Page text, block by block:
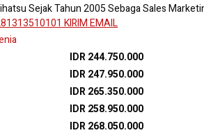
Sejak Tahun 2005 Sebaga Sales
KIRIM EMAIL
IDR 244.750.000
IDR 247.950.000
IDR 265.350.000
IDR 258.950.000
IDR 268.050.000